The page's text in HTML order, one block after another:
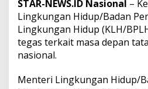
p
a
n
T
u
STAR-NEWS.ID Nasional –
Lingkungan Hidup/Badan
Lingkungan Hidup (KLH/
tegas terkait masa depan
nasional.
Menteri Lingkungan Hidup/